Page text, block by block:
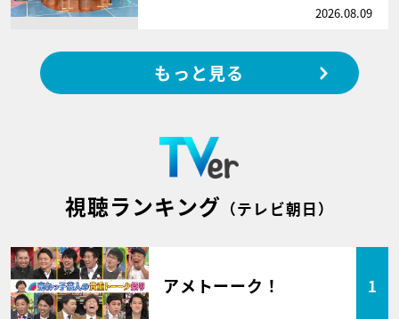
2026.08.09
もっと見る
視聴ランキング （テレビ朝日）
アメトーーク！ 1